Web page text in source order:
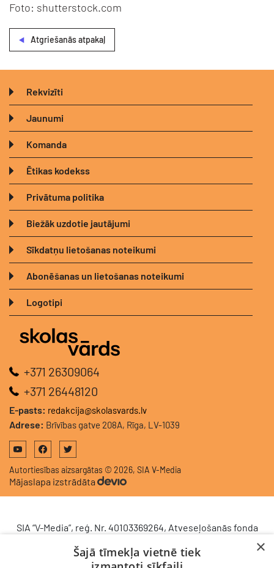
Foto: shutterstock.com
Atgriešanās atpakaļ
Rekvizīti
Jaunumi
Komanda
Ētikas kodekss
Privātuma politika
Biežāk uzdotie jautājumi
Sīkdatņu lietošanas noteikumi
Abonēšanas un lietošanas noteikumi
Logotipi
+371 26309064
+371 26448120
E-pasts: redakcija@skolasvards.lv
Adrese: Brīvības gatve 208A, Rīga, LV-1039
Autortiesības aizsargātas © 2026, SIA V-Media
Mājaslapa izstrādāta
SIA “V-Media”, reģ. Nr. 40103369264, Atveseļošanās fonda
komercdarbības procesu uzlabošanā - ieviesta klientu
×
Šajā tīmekļa vietnē tiek